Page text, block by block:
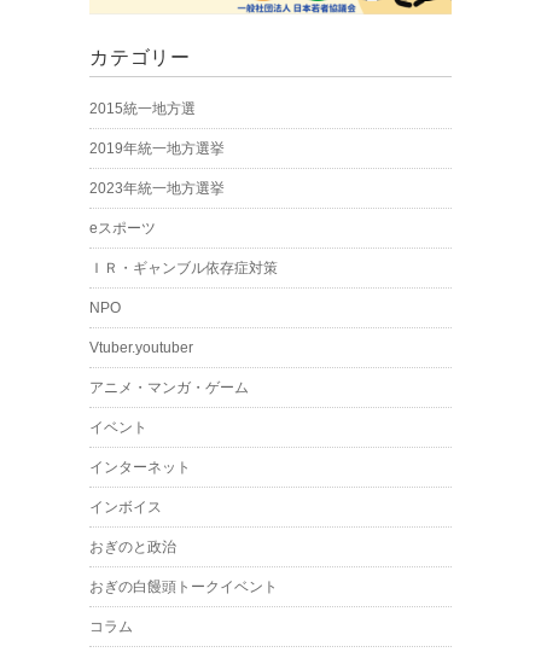
カテゴリー
2015統一地方選
2019年統一地方選挙
2023年統一地方選挙
eスポーツ
ＩＲ・ギャンブル依存症対策
NPO
Vtuber.youtuber
アニメ・マンガ・ゲーム
イベント
インターネット
インボイス
おぎのと政治
おぎの白饅頭トークイベント
コラム